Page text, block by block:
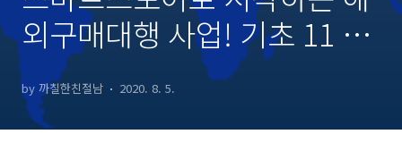
외구매대행 사업! 기초 11 단
by 까칠한친절남 2020. 8. 5.